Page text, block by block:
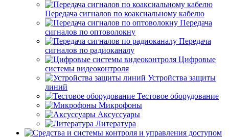
Передача сигналов по коаксиальному кабелю
Передача
сигналов по оптоволокну
Передача
сигналов по радиоканалу
Цифровые
системы видеоконтроля
Устройства защиты
линий
Тестовое оборудование
Микрофоны
Аксуссуары
Литература